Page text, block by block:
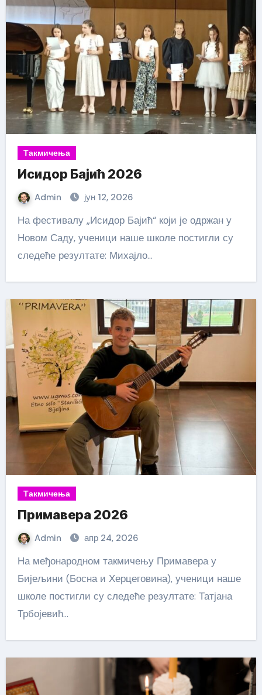
Такмичења
Исидор Бајић 2026
Admin јун 12, 2026
На фестивалу „Исидор Бајић“ који је одржан у
Новом Саду, ученици наше школе постигли су
следеће резултате: Михајло…
Такмичења
Примавера 2026
Admin апр 24, 2026
На међонародном такмичењу Примавера у
Бијељини (Босна и Херцеговина), ученици наше
школе постигли су следеће резултате: Татјана
Трбојевић…